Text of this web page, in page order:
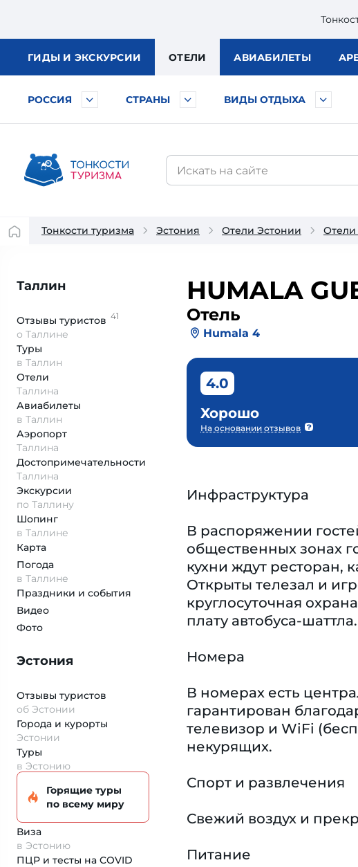
ГИДЫ И ЭКСКУРСИИ ОТЕЛИ АВИАБИЛЕТЫ
РОССИЯ СТРАНЫ ВИДЫ ОТДЫХА
Тонкости туризма Эстония Отели Эстонии Отели
Таллин
Отзывы туристов 41
о Таллине
Туры
в Таллин
Отели
Таллина
Авиабилеты
в Таллин
Аэропорт
Таллина
Достопримеча­тельности
Таллина
Экскурсии
по Таллину
Шопинг
в Таллине
Карта
Погода
в Таллине
Праздники и события
Видео
Фото
Эстония
Отзывы туристов
об Эстонии
Города и курорты
Эстонии
Туры
в Эстонию
Горящие туры
по всему миру
Виза
в Эстонию
ПЦР и тесты на COVID
HUMALA
Отель
Humala 4
4.0
Хорошо
На основании отзывов
Инфраструктура
В распоряжении
общественных зонах
кухни ждут ресторан,
Открыты телезал и
круглосуточная
плату автобуса-
Номера
В номерах есть
гарантирован
телевизор и WiFi
некурящих.
Спорт и развлечения
Свежий воздух и
Питание